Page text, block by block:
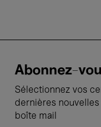
Abonnez-
Sélectionnez vos
dernières
boîte mail